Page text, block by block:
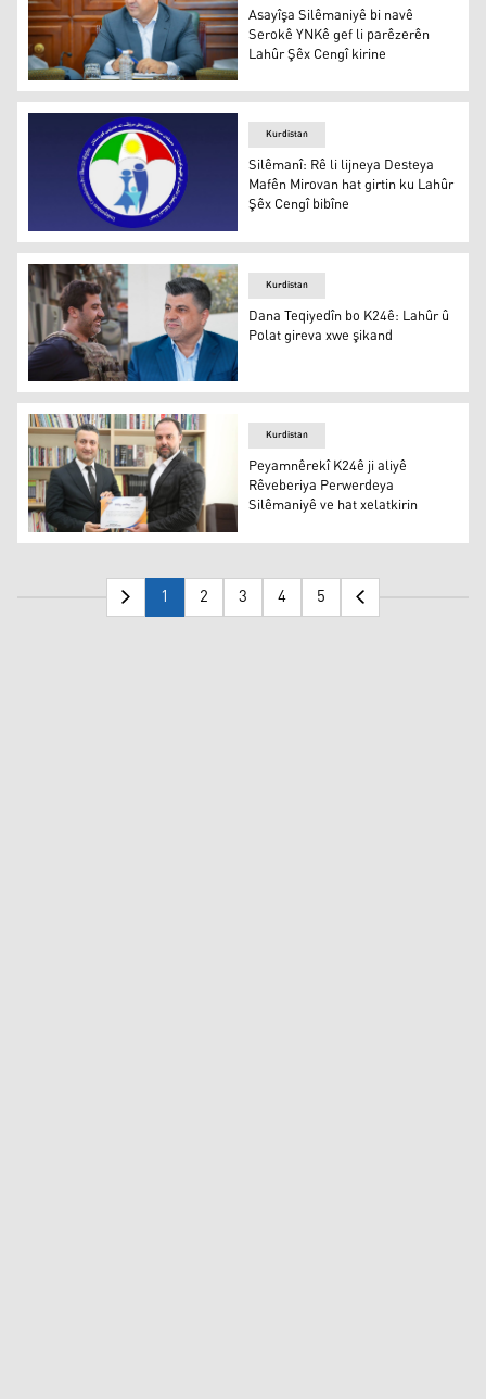
Lahor Şêx Cengî
Asayîşa Silêmaniyê bi navê
Serokê YNKê gef li parêzerên
Lahûr Şêx Cengî kirine
Desteya Serbixwe ya Mafên Mirovan
Kurdistan
Silêmanî: Rê li lijneya Desteya
Mafên Mirovan hat girtin ku Lahûr
Şêx Cengî bibîne
Lahûr Şêx Cengî û Polat Talebanî
Kurdistan
Dana Teqiyedîn bo K24ê: Lahûr û
Polat gireva xwe şikand
Peyamnêrekî K24ê ji aliyê Rêveberiya Perwerdeya
Kurdistan
Peyamnêrekî K24ê ji aliyê
Rêveberiya Perwerdeya
Silêmaniyê ve hat xelatkirin
1 2 3 4 5